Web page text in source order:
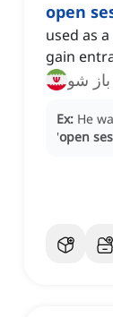
open
used as
gain
شو
Ex: He
'open